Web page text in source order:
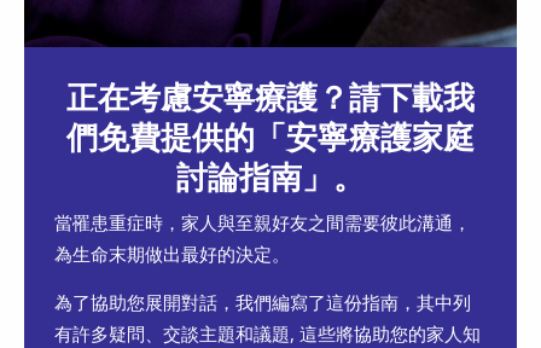
正在考慮安寧療護？請下載我
們免費提供的「安寧療護家庭
討論指南」。
當罹患重症時，家人與至親好友之間需要彼此溝通，
為生命末期做出最好的決定。
為了協助您展開對話，我們編寫了這份指南，其中列
有許多疑問、交談主題和議題, 這些將協助您的家人知